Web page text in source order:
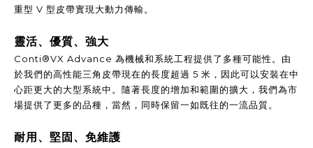
重型 V 型皮帶實現大動力傳輸。
靈活、優質、強大
Conti®VX Advance 為機械和系統工程提供了多種可能性。由
於我們的高性能三角皮帶現在的長度超過 5 米，因此可以安裝在中
心距更大的大型系統中。隨著長度的增加和範圍的擴大，我們為市
場提供了更多的品種，當然，同時保留一如既往的一流品質。
耐用、堅固、免維護